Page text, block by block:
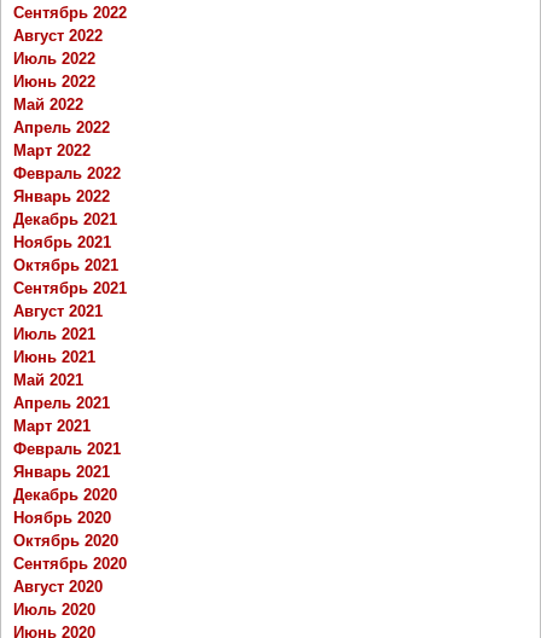
Сентябрь 2022
Август 2022
Июль 2022
Июнь 2022
Май 2022
Апрель 2022
Март 2022
Февраль 2022
Январь 2022
Декабрь 2021
Ноябрь 2021
Октябрь 2021
Сентябрь 2021
Август 2021
Июль 2021
Июнь 2021
Май 2021
Апрель 2021
Март 2021
Февраль 2021
Январь 2021
Декабрь 2020
Ноябрь 2020
Октябрь 2020
Сентябрь 2020
Август 2020
Июль 2020
Июнь 2020